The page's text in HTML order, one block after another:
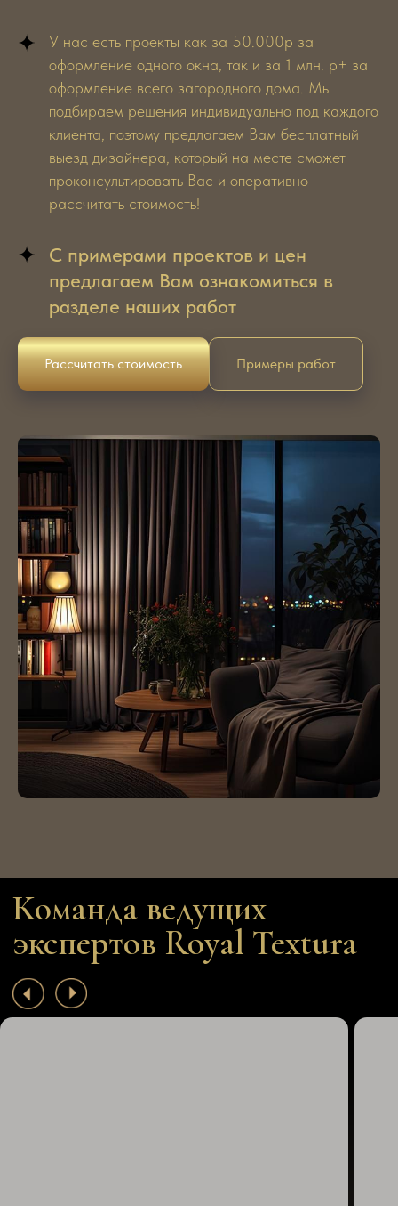
У нас есть проекты как за 50.000р за
оформление одного окна, так и за 1 млн. р+ за
оформление всего загородного дома. Мы
подбираем решения индивидуально под каждого
клиента, поэтому предлагаем Вам бесплатный
выезд дизайнера, который на месте сможет
проконсультировать Вас и оперативно
рассчитать стоимость!
С примерами проектов и цен
предлагаем Вам ознакомиться в
разделе наших работ
Рассчитать стоимость Примеры работ